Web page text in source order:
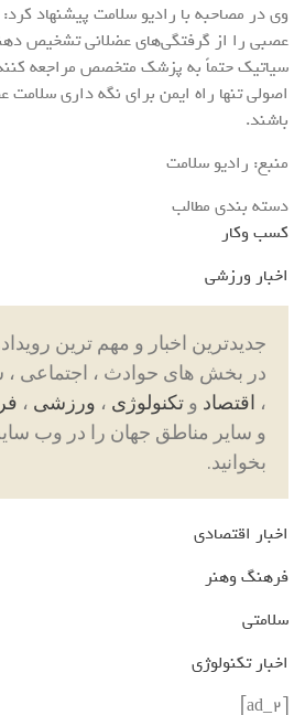
وی در مصاحبه با رادیو سلامت پیشنهاد
عصبی را از گرفتگی‌های عضلانی تشخیص
سیاتیک حتماً به پزشک متخصص مراجعه
اصولی تنها راه ایمن برای نگه داری
باشند.
منبع: رادیو سلامت
دسته بندی مطالب
کسب وکار
اخبار ورزشی
در بخش های حوادث ، اجتماعی
، اقتصاد و تکنولوژی ، ورزشی ،
و سایر مناطق جهان را در وب
بخوانید.
اخبار اقتصادی
فرهنگ وهنر
سلامتی
اخبار تکنولوژی
[ad_2]